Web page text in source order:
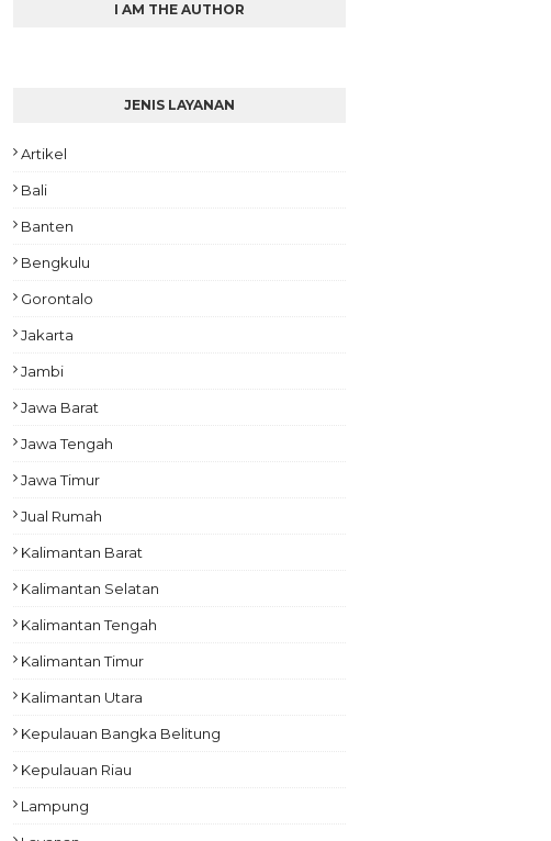
I AM THE AUTHOR
JENIS LAYANAN
Artikel
Bali
Banten
Bengkulu
Gorontalo
Jakarta
Jambi
Jawa Barat
Jawa Tengah
Jawa Timur
Jual Rumah
Kalimantan Barat
Kalimantan Selatan
Kalimantan Tengah
Kalimantan Timur
Kalimantan Utara
Kepulauan Bangka Belitung
Kepulauan Riau
Lampung